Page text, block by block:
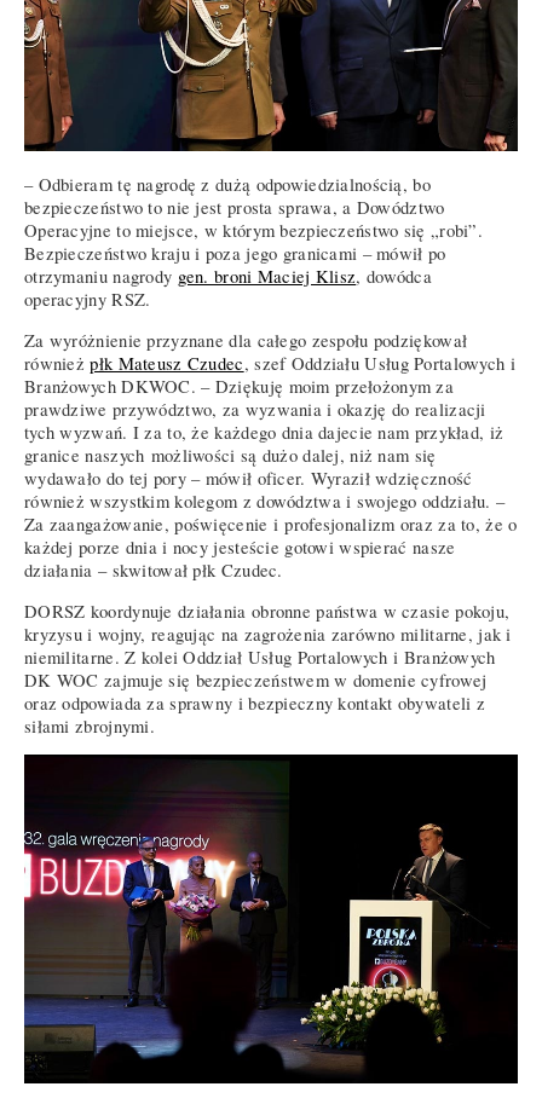
– Odbieram tę nagrodę z dużą odpowiedzialnością, bo
bezpieczeństwo to nie jest prosta sprawa, a Dowództwo
Operacyjne to miejsce, w którym bezpieczeństwo się „robi”.
Bezpieczeństwo kraju i poza jego granicami – mówił po
otrzymaniu nagrody gen. broni Maciej Klisz, dowódca
operacyjny RSZ.
Za wyróżnienie przyznane dla całego zespołu podziękował
równieżpłk Mateusz Czudec, szef Oddziału Usług Portalowych i
Branżowych DKWOC. – Dziękuję moim przełożonym za
prawdziwe przywództwo, za wyzwania i okazję do realizacji
tych wyzwań. I za to, że każdego dnia dajecie nam przykład, iż
granice naszych możliwości są dużo dalej, niż nam się
wydawało do tej pory – mówił oficer. Wyraził wdzięczność
również wszystkim kolegom z dowództwa i swojego oddziału. –
Za zaangażowanie, poświęcenie i profesjonalizm oraz za to, że o
każdej porze dnia i nocy jesteście gotowi wspierać nasze
działania – skwitował płk Czudec.
DORSZ koordynuje działania obronne państwa w czasie pokoju,
kryzysu i wojny, reagując na zagrożenia zarówno militarne, jak i
niemilitarne. Z kolei Oddział Usług Portalowych i Branżowych
DK WOC zajmuje się bezpieczeństwem w domenie cyfrowej
oraz odpowiada za sprawny i bezpieczny kontakt obywateli z
siłami zbrojnymi.